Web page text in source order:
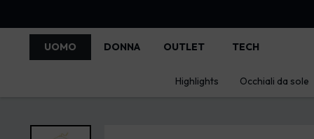
UOMO DONNA OUTLET TECH
Highlights Occhiali da sole